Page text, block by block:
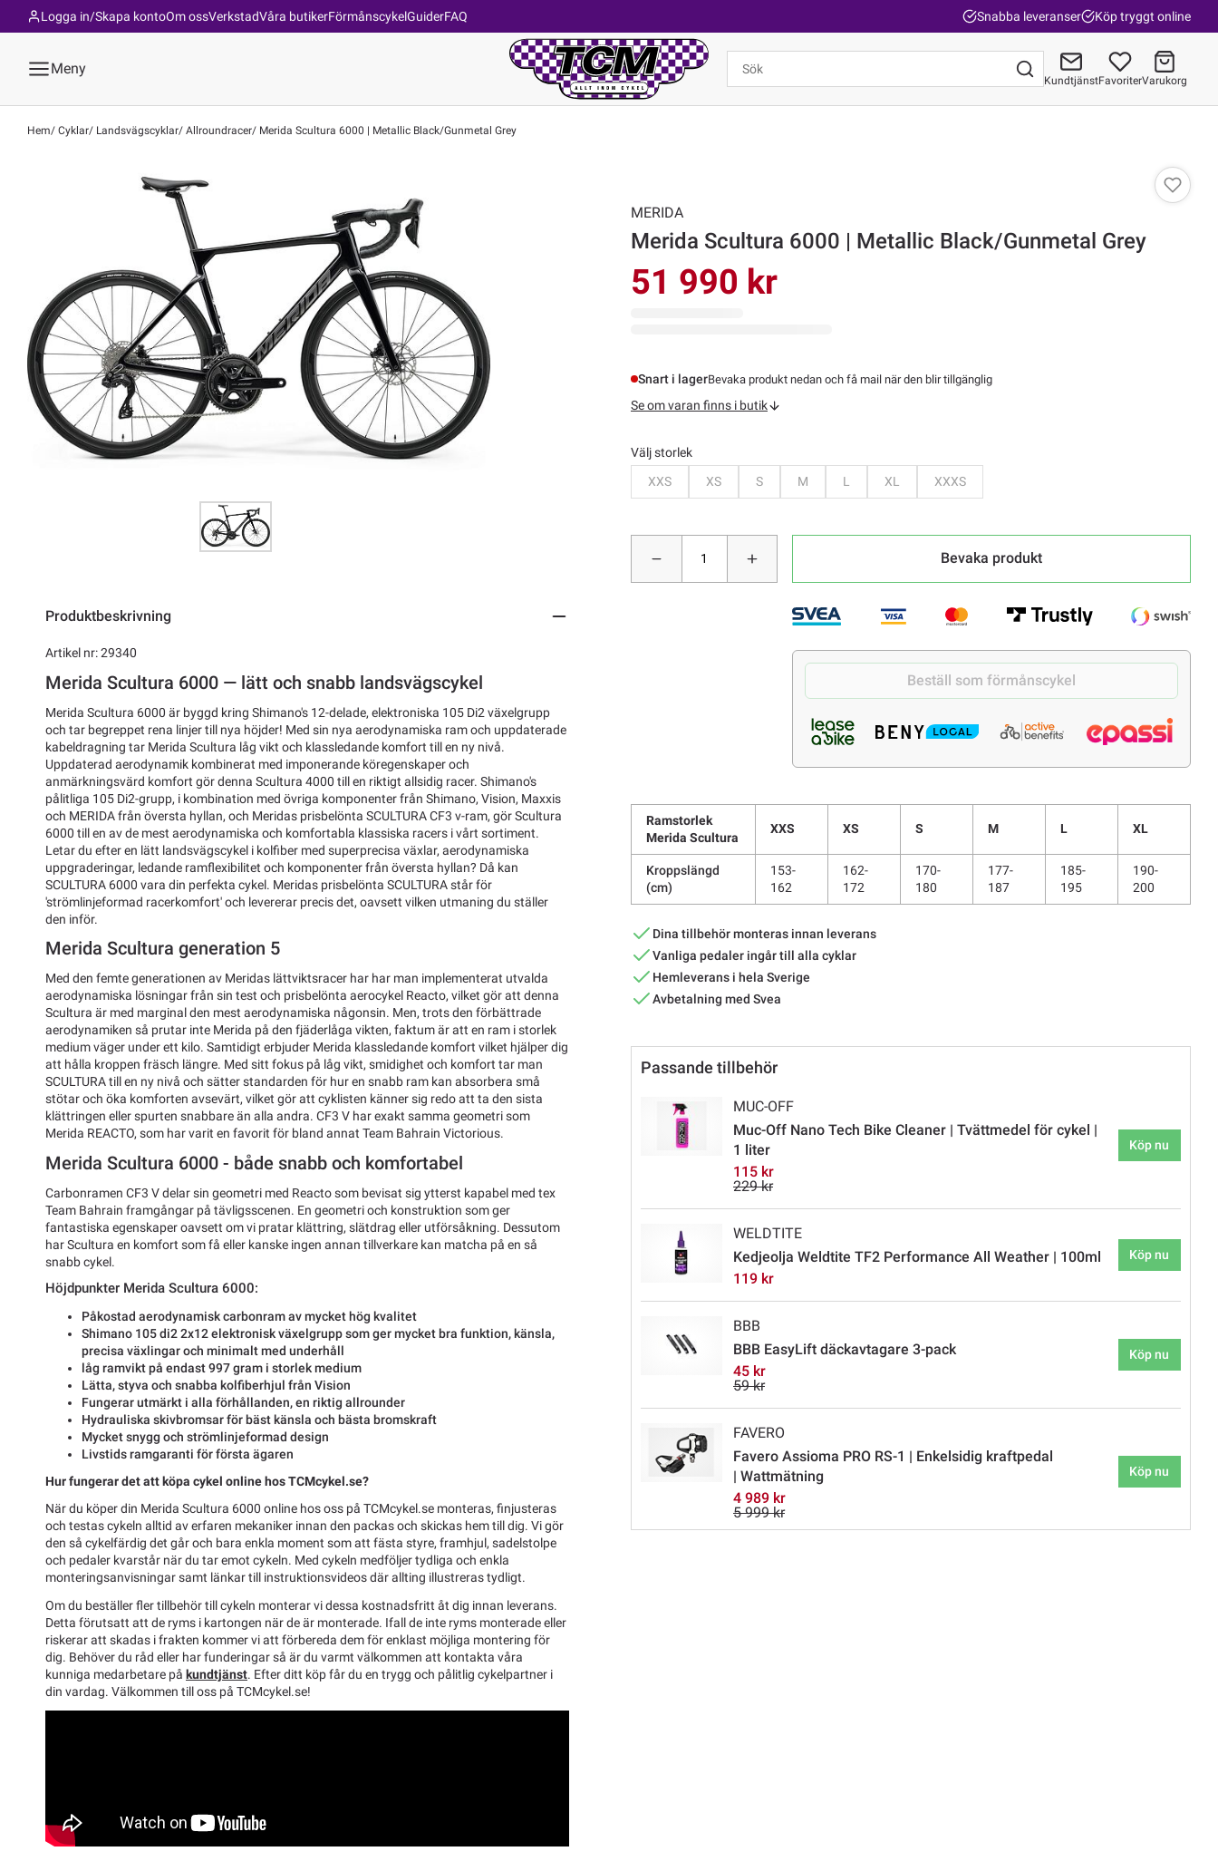
Om ossVerkstadVåra butikerFörmånscykelGuiderFAQ
Logga in/Skapa konto Snabba leveranser Köp tryggt online
Meny
KundtjänstFavoriterVarukorg
Hem Cyklar Landsvägscyklar Allroundracer Merida Scultura 6000 | Metallic Black/Gunmetal Grey
Produktbeskrivning
Artikel nr: 29340
Merida Scultura 6000 — lätt och snabb landsvägscykel
Merida Scultura 6000 är byggd kring Shimano's 12-delade, elektroniska 105 Di2 växelgrupp
och tar begreppet rena linjer till nya höjder! Med sin nya aerodynamiska ram och uppdaterade
kabeldragning tar Merida Scultura låg vikt och klassledande komfort till en ny nivå.
Uppdaterad aerodynamik kombinerat med imponerande köregenskaper och
anmärkningsvärd komfort gör denna Scultura 4000 till en riktigt allsidig racer. Shimano's
pålitliga 105 Di2-grupp, i kombination med övriga komponenter från Shimano, Vision, Maxxis
och MERIDA från översta hyllan, och Meridas prisbelönta SCULTURA CF3 v-ram, gör Scultura
6000 till en av de mest aerodynamiska och komfortabla klassiska racers i vårt sortiment.
Letar du efter en lätt landsvägscykel i kolfiber med superprecisa växlar, aerodynamiska
uppgraderingar, ledande ramflexibilitet och komponenter från översta hyllan? Då kan
SCULTURA 6000 vara din perfekta cykel. Meridas prisbelönta SCULTURA står för
'strömlinjeformad racerkomfort' och levererar precis det, oavsett vilken utmaning du ställer
den inför.
Merida Scultura generation 5
Med den femte generationen av Meridas lättviktsracer har har man implementerat utvalda
aerodynamiska lösningar från sin test och prisbelönta aerocykel Reacto, vilket gör att denna
Scultura är med marginal den mest aerodynamiska någonsin. Men, trots den förbättrade
aerodynamiken så prutar inte Merida på den fjäderlåga vikten, faktum är att en ram i storlek
medium väger under ett kilo. Samtidigt erbjuder Merida klassledande komfort vilket hjälper dig
att hålla kroppen fräsch längre. Med sitt fokus på låg vikt, smidighet och komfort tar man
SCULTURA till en ny nivå och sätter standarden för hur en snabb ram kan absorbera små
stötar och öka komforten avsevärt, vilket gör att cyklisten känner sig redo att ta den sista
klättringen eller spurten snabbare än alla andra. CF3 V har exakt samma geometri som
Merida REACTO, som har varit en favorit för bland annat Team Bahrain Victorious.
Merida Scultura 6000 - både snabb och komfortabel
Carbonramen CF3 V delar sin geometri med Reacto som bevisat sig ytterst kapabel med tex
Team Bahrain framgångar på tävligsscenen. En geometri och konstruktion som ger
fantastiska egenskaper oavsett om vi pratar klättring, slätdrag eller utförsåkning. Dessutom
har Scultura en komfort som få eller kanske ingen annan tillverkare kan matcha på en så
snabb cykel.
Höjdpunkter Merida Scultura 6000:
Påkostad aerodynamisk carbonram av mycket hög kvalitet
Shimano 105 di2 2x12 elektronisk växelgrupp som ger mycket bra funktion, känsla,
precisa växlingar och minimalt med underhåll
låg ramvikt på endast 997 gram i storlek medium
Lätta, styva och snabba kolfiberhjul från Vision
Fungerar utmärkt i alla förhållanden, en riktig allrounder
Hydrauliska skivbromsar för bäst känsla och bästa bromskraft
Mycket snygg och strömlinjeformad design
Livstids ramgaranti för första ägaren
Hur fungerar det att köpa cykel online hos TCMcykel.se?
När du köper din Merida Scultura 6000 online hos oss på TCMcykel.se monteras, finjusteras
och testas cykeln alltid av erfaren mekaniker innan den packas och skickas hem till dig. Vi gör
den så cykelfärdig det går och bara enkla moment som att fästa styre, framhjul, sadelstolpe
och pedaler kvarstår när du tar emot cykeln. Med cykeln medföljer tydliga och enkla
monteringsanvisningar samt länkar till instruktionsvideos där allting illustreras tydligt.
Om du beställer fler tillbehör till cykeln monterar vi dessa kostnadsfritt åt dig innan leverans.
Detta förutsatt att de ryms i kartongen när de är monterade. Ifall de inte ryms monterade eller
riskerar att skadas i frakten kommer vi att förbereda dem för enklast möjliga montering för
dig. Behöver du råd eller har funderingar så är du varmt välkommen att kontakta våra
kunniga medarbetare på kundtjänst. Efter ditt köp får du en trygg och pålitlig cykelpartner i
din vardag. Välkommen till oss på TCMcykel.se!
MERIDA
Merida Scultura 6000 | Metallic Black/Gunmetal Grey
51 990 kr
Snart i lagerBevaka produkt nedan och få mail när den blir tillgänglig
Se om varan finns i butik
Välj storlek
XXS
XS S M L XL XXXS
Bevaka produkt
Beställ som förmånscykel
Ramstorlek
Merida Scultura
XXS XS S M L XL
Kroppslängd
(cm)
153-
162
162-
172
170-
180
177-
187
185-
195
190-
200
Dina tillbehör monteras innan leverans
Vanliga pedaler ingår till alla cyklar
Hemleverans i hela Sverige
Avbetalning med Svea
Passande tillbehör
MUC-OFF
Muc-Off Nano Tech Bike Cleaner | Tvättmedel för cykel |
1 liter
115 kr
229 kr
Köp nu
WELDTITE
Kedjeolja Weldtite TF2 Performance All Weather | 100ml
119 kr
Köp nu
BBB
BBB EasyLift däckavtagare 3-pack
45 kr
59 kr
Köp nu
FAVERO
Favero Assioma PRO RS-1 | Enkelsidig kraftpedal
| Wattmätning
4 989 kr
5 999 kr
Köp nu